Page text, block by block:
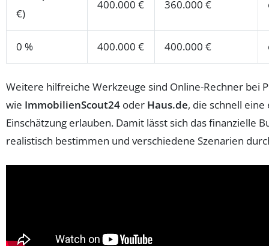
€)
400.000 € 360.000 €
0 % 400.000 € 400.000 €
Weitere hilfreiche Werkzeuge sind Online-Rechner bei
wie ImmobilienScout24 oder Haus.de, die schnell eine
Einschätzung erlauben. Damit lässt sich das finanzielle
realistisch bestimmen und verschiedene Szenarien